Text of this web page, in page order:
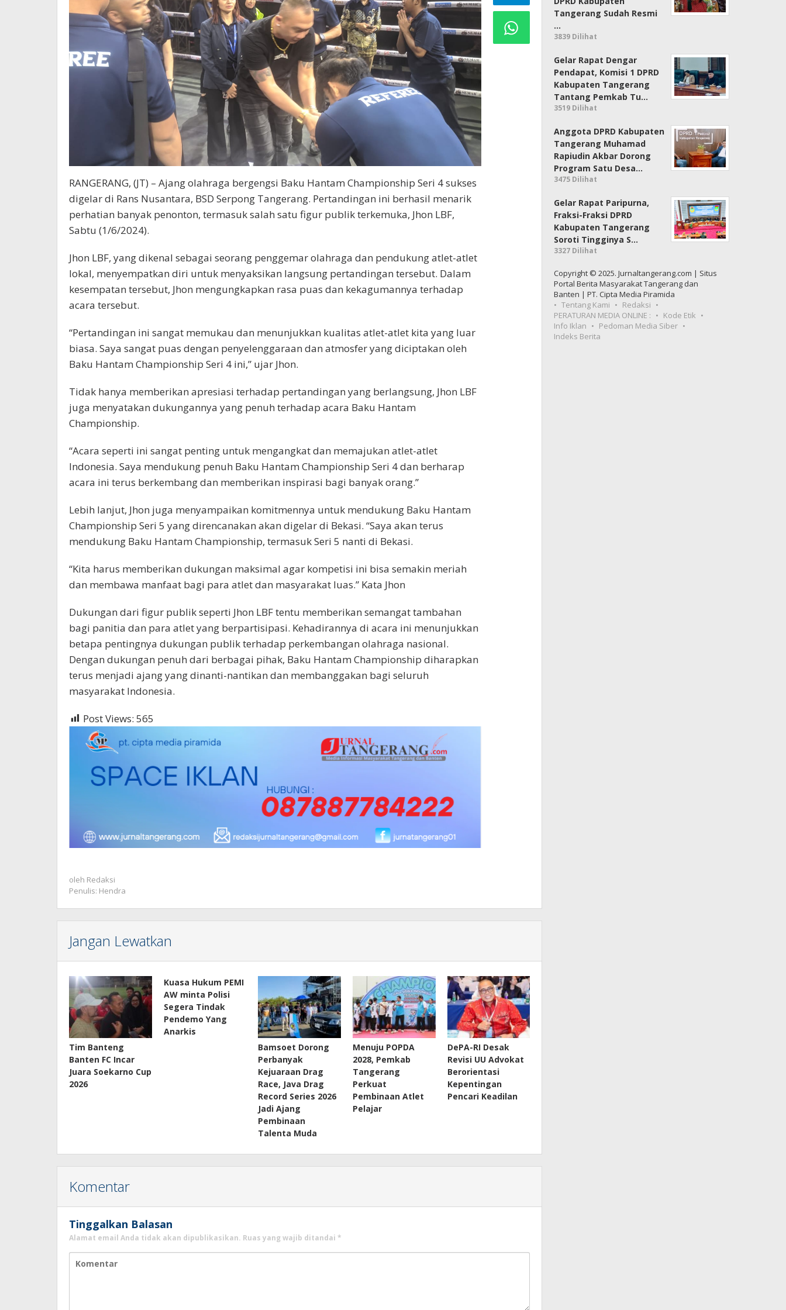
RANGERANG, (JT) – Ajang olahraga bergengsi Baku Hantam Championship Seri 4 sukses
digelar di Rans Nusantara, BSD Serpong Tangerang. Pertandingan ini berhasil menarik
perhatian banyak penonton, termasuk salah satu figur publik terkemuka, Jhon LBF,
Sabtu (1/6/2024).
Jhon LBF, yang dikenal sebagai seorang penggemar olahraga dan pendukung atlet-atlet
lokal, menyempatkan diri untuk menyaksikan langsung pertandingan tersebut. Dalam
kesempatan tersebut, Jhon mengungkapkan rasa puas dan kekagumannya terhadap
acara tersebut.
“Pertandingan ini sangat memukau dan menunjukkan kualitas atlet-atlet kita yang luar
biasa. Saya sangat puas dengan penyelenggaraan dan atmosfer yang diciptakan oleh
Baku Hantam Championship Seri 4 ini,” ujar Jhon.
Tidak hanya memberikan apresiasi terhadap pertandingan yang berlangsung, Jhon LBF
juga menyatakan dukungannya yang penuh terhadap acara Baku Hantam
Championship.
“Acara seperti ini sangat penting untuk mengangkat dan memajukan atlet-atlet
Indonesia. Saya mendukung penuh Baku Hantam Championship Seri 4 dan berharap
acara ini terus berkembang dan memberikan inspirasi bagi banyak orang.”
Lebih lanjut, Jhon juga menyampaikan komitmennya untuk mendukung Baku Hantam
Championship Seri 5 yang direncanakan akan digelar di Bekasi. “Saya akan terus
mendukung Baku Hantam Championship, termasuk Seri 5 nanti di Bekasi.
“Kita harus memberikan dukungan maksimal agar kompetisi ini bisa semakin meriah
dan membawa manfaat bagi para atlet dan masyarakat luas.” Kata Jhon
Dukungan dari figur publik seperti Jhon LBF tentu memberikan semangat tambahan
bagi panitia dan para atlet yang berpartisipasi. Kehadirannya di acara ini menunjukkan
betapa pentingnya dukungan publik terhadap perkembangan olahraga nasional.
Dengan dukungan penuh dari berbagai pihak, Baku Hantam Championship diharapkan
terus menjadi ajang yang dinanti-nantikan dan membanggakan bagi seluruh
masyarakat Indonesia.
Post Views: 565
oleh Redaksi
Penulis: Hendra
Jangan Lewatkan
Tim Banteng
Banten FC Incar
Juara Soekarno Cup
2026
Kuasa Hukum PEMI
AW minta Polisi
Segera Tindak
Pendemo Yang
Anarkis
Bamsoet Dorong
Perbanyak
Kejuaraan Drag
Race, Java Drag
Record Series 2026
Jadi Ajang
Pembinaan
Talenta Muda
Menuju POPDA
2028, Pemkab
Tangerang
Perkuat
Pembinaan Atlet
Pelajar
DePA-RI Desak
Revisi UU Advokat
Berorientasi
Kepentingan
Pencari Keadilan
Komentar
Tinggalkan Balasan
Alamat email Anda tidak akan dipublikasikan. Ruas yang wajib ditandai *
Tangerang Sudah Resmi
…
3839 Dilihat
Gelar Rapat Dengar
Pendapat, Komisi 1 DPRD
Kabupaten Tangerang
Tantang Pemkab Tu…
3519 Dilihat
Anggota DPRD Kabupaten
Tangerang Muhamad
Rapiudin Akbar Dorong
Program Satu Desa…
3475 Dilihat
Gelar Rapat Paripurna,
Fraksi-Fraksi DPRD
Kabupaten Tangerang
Soroti Tingginya S…
3327 Dilihat
Copyright © 2025. Jurnaltangerang.com | Situs
Portal Berita Masyarakat Tangerang dan
Banten | PT. Cipta Media Piramida
Tentang Kami
Redaksi
PERATURAN MEDIA ONLINE :
Kode Etik
Info Iklan
Pedoman Media Siber
Indeks Berita